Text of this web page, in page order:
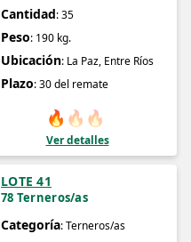
Cantidad: 35
Peso: 190 kg.
Ubicación: La Paz, Entre Ríos
Plazo: 30 del remate
🔥 🔥 🔥
Ver detalles
LOTE 41
78 Terneros/as
Categoría: Terneros/as